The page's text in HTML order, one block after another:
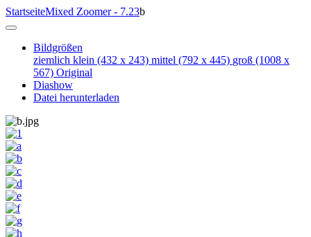
StartseiteMixed Zoomer - 7.23b
Bildgrößen
ziemlich klein (432 x 243) mittel (792 x 445) groß (1008 x
567) Original
Diashow
Datei herunterladen